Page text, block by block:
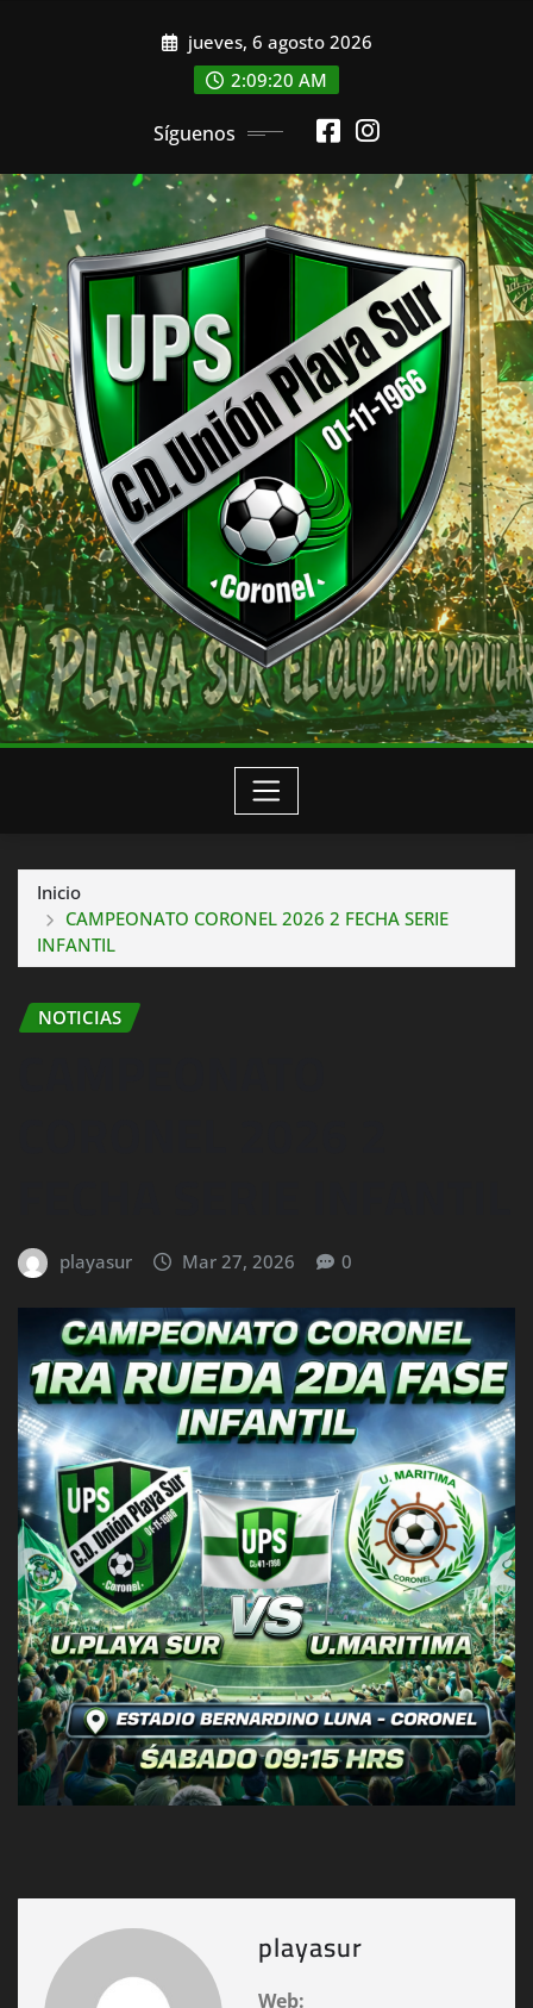
jueves, 6 agosto 2026
2:09:22 AM
Síguenos
Inicio
CAMPEONATO CORONEL 2026 2 FECHA SERIE
INFANTIL
NOTICIAS
playasur Mar 27, 2026 0
playasur
Web: